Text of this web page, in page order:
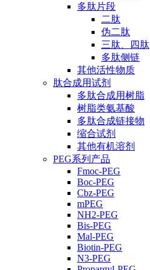
多肽片段
二肽
伪二肽
三肽、四肽
多肽侧链
其他活性物质
肽合成用试剂
多肽合成用树脂
树脂类氨基酸
多肽合成链接物
缩合试剂
其他有机溶剂
PEG系列产品
Fmoc-PEG
Boc-PEG
Cbz-PEG
mPEG
NH2-PEG
Bis-PEG
Mal-PEG
Biotin-PEG
N3-PEG